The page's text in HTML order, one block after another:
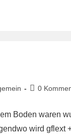
Beitrags-
0
Boden waren
wird